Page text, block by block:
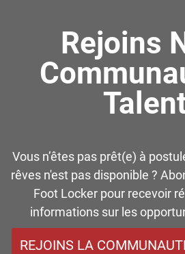
Rejoins
Vous n’êtes pas prêt(e) à
rêves n'est pas disponible ?
Foot Locker pour recevoir
informations sur les
REJOINS LA